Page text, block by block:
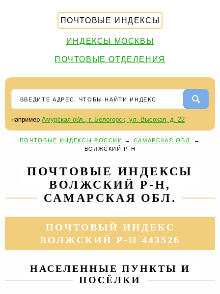
ПОЧТОВЫЕ ИНДЕКСЫ
ИНДЕКСЫ МОСКВЫ
ПОЧТОВЫЕ ОТДЕЛЕНИЯ
например Амурская обл., г. Белогорск, ул. Высокая, д. 22
ПОЧТОВЫЕ ИНДЕКСЫ РОССИИ → САМАРСКАЯ ОБЛ.
→
ВОЛЖСКИЙ Р-Н
ПОЧТОВЫЕ ИНДЕКСЫ
ВОЛЖСКИЙ Р-Н,
САМАРСКАЯ ОБЛ.
ПОЧТОВЫЙ ИНДЕКС
ВОЛЖСКИЙ Р-Н 443526
НАСЕЛЕННЫЕ ПУНКТЫ И
ПОСЁЛКИ